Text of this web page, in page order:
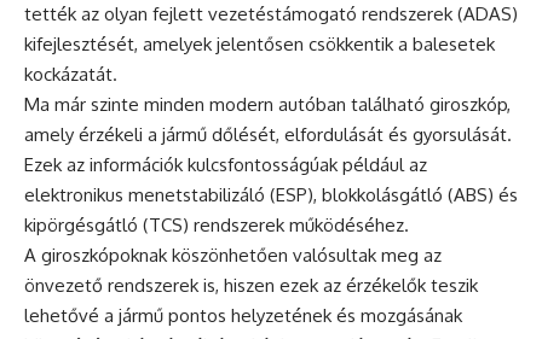
tették az olyan fejlett vezetéstámogató rendszerek (ADAS)
kifejlesztését, amelyek jelentősen csökkentik a balesetek
kockázatát.
Ma már szinte minden modern autóban található giroszkóp,
amely érzékeli a jármű dőlését, elfordulását és gyorsulását.
Ezek az információk kulcsfontosságúak például az
elektronikus menetstabilizáló (ESP), blokkolásgátló (ABS) és
kipörgésgátló (TCS) rendszerek működéséhez.
A giroszkópoknak köszönhetően valósultak meg az
önvezető rendszerek is, hiszen ezek az érzékelők teszik
lehetővé a jármű pontos helyzetének és mozgásának